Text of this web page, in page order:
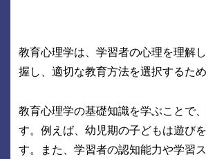
教育心理学は、学習者の心理を理解
握し、適切な教育方法を選択するた
教育心理学の基礎知識を学ぶことで
す。例えば、幼児期の子どもは遊び
す。また、学習者の認知能力や学習